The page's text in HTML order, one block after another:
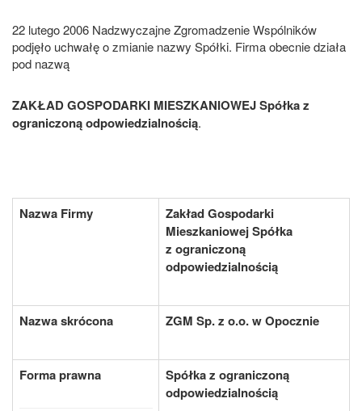
22 lutego 2006 Nadzwyczajne Zgromadzenie Wspólników
podjęło uchwałę o zmianie nazwy Spółki. Firma obecnie działa
pod nazwą
ZAKŁAD GOSPODARKI MIESZKANIOWEJ Spółka z
ograniczoną odpowiedzialnością.
Nazwa Firmy
Zakład Gospodarki
Mieszkaniowej Spółka
z ograniczoną
odpowiedzialnością
Nazwa skrócona ZGM Sp. z o.o. w Opocznie
Forma prawna
Spółka z ograniczoną
odpowiedzialnością